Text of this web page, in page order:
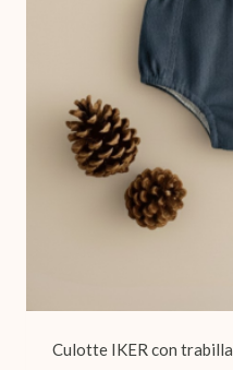
Culotte IKER con trabilla